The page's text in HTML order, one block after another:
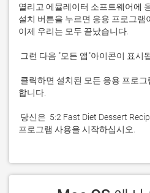
열리고 에뮬레이터 소프트웨어에
설치 버튼을 누르면 응용 프로그램
프로그램 사용을 시작하십시오.